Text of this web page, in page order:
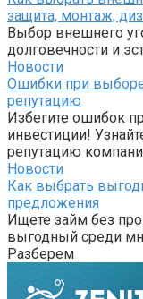
защита, монтаж,
Выбор внешнего
долговечности и
Новости
Ошибки при
репутацию
Избегите ошибок
инвестиции!
репутацию
Новости
Как выбрать
предложения
Ищете займ без
выгодный среди
Разберем